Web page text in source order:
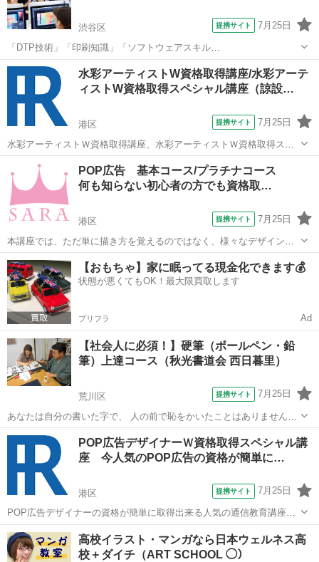
渋谷区 提携サイト 7月25日
「DTP技術」「印刷知識」「ソフトウェアスキル
（Illustrator/Photoshop/InDesign）」を基礎から実践レベルまで習得し
ます。授業では、企画・コンセプトワークから、ディレクション
DTP、ケーススタディ形...
東京 渋谷区 デッサン
水彩アーティストW資格取得講座/水彩アーテ
ィストW資格取得スペシャル講座（諒設…
港区 提携サイト 7月25日
水彩アーティストＷ資格取得講座、水彩アーティストＷ資格取得スペ
シャル講座では水彩の基本知識から水彩の手順やコツ、さまざまな技
法をテキストにそって実際に描きながら学べる講座となっています。
初心者の方でも問題なく進められるカリ...
デッサン
POP広告 基本コース/プラチナコース
何も知らない初心者の方でも資格取…
港区 提携サイト 7月25日
本講座では、ただ単に描き方を覚えるのではなく、様々なデザイン例
を元に演出方法や狙い、工夫やコンセプトなどから学んでいくので、
効果のあるデザインを考える力が身につきます。 SARAではすべての
講座において基本コースとプラチナ...
東京 港区 デッサン
【おもちゃ】家に眠ってる現金化できます💰
状態が悪くてもOK！最大限買取します
プリフラ Ad
【社会人に必須！】硬筆（ボールペン・鉛
筆）上達コース（秋光書道会 西日暮里）
荒川区 提携サイト 7月25日
あなたは自分の書いた字で、 人の前で恥をかいたことはありません
か。 汚い字は、心も閉じます。 会社やプライベートで文字を書くと
き、 自分の悪筆が仕事やお付き合いに支障をもたらしている と感じる
ことはありませんか。 文字を...
東京 荒川区 その他
POP広告デザイナーＷ資格取得スペシャル講
座 今人気のPOP広告の資格が簡単に…
港区 提携サイト 7月25日
POP広告デザイナーの資格が簡単に取得出来る人気の通信教育講座で
す。受講生満足度1位の通信教育POP広告デザイナー講座以外にも多数
の講座を御用意。ほとんどの講座が資格協会認定講座！！卒業するだ
けで100%資格が取得出来る講座...
東京 港区 イラスト
高校イラスト・マンガなら日本ウェルネス高
校＋ダイチ（ART SCHOOL ◯）